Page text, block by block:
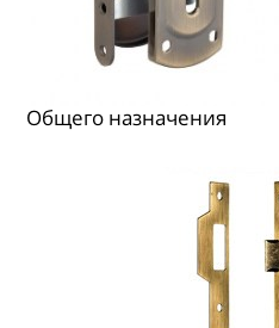
Общего назначения